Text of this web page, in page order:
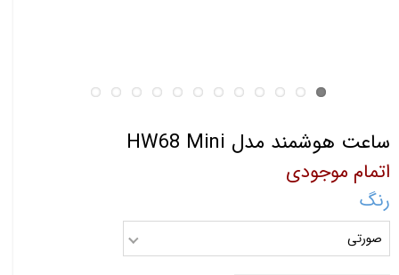
ساعت هوشمند مدل HW68 Mini
اتمام موجودی
رنگ
صورتی